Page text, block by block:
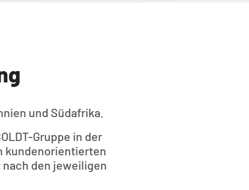
und Südafrika.
Gruppe in der
kundenorientierten
den jeweiligen